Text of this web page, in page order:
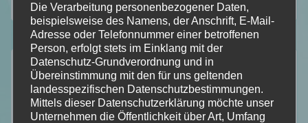
Kategorien
Allgemein
Bookish – Bingo
Die Verarbeitung personenbezogener Daten,
beispielsweise des Namens, der Anschrift, E-Mail-
Adresse oder Telefonnummer einer betroffenen
Person, erfolgt stets im Einklang mit der
Datenschutz-Grundverordnung und in
Übereinstimmung mit den für uns geltenden
landesspezifischen Datenschutzbestimmungen.
Mittels dieser Datenschutzerklärung möchte unser
Unternehmen die Öffentlichkeit über Art, Umfang